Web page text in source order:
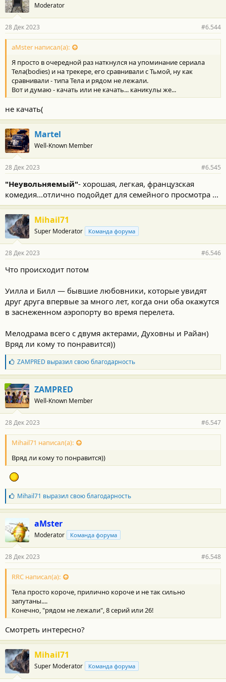
Moderator
28 Дек 2023 #6.544
aMster написал(а):
Я просто в очередной раз наткнулся на упоминание сериала
Тела(bodies) и на трекере, его сравнивали с Тьмой, ну как
сравнивали - типа Тела и рядом не лежали.
Вот и думаю - качать или не качать... каникулы же...
не качать(
Martel
Well-Known Member
28 Дек 2023 #6.545
"Неувольняемый"- хорошая, легкая, французская
комедия...отлично подойдет для семейного просмотра ...
Mihail71
Super Moderator Команда форума
28 Дек 2023 #6.546
Что происходит потом
Уилла и Билл — бывшие любовники, которые увидят
друг друга впервые за много лет, когда они оба окажутся
в заснеженном аэропорту во время перелета.
Мелодрама всего с двумя актерами, Духовны и Райан)
Вряд ли кому то понравится))
Б
л
а
г
о
д
а
н
о
с
и
:
ZAMPRED выразил свою благодарность
ZAMPRED
Well-Known Member
28 Дек 2023 #6.547
Mihail71 написал(а):
Вряд ли кому то понравится))
Б
л
а
о
д
а
н
о
с
и
:
Mihail71 выразил свою благодарность
aMster
Moderator Команда форума
28 Дек 2023 #6.548
RRC написал(а):
Тела просто короче, прилично короче и не так сильно
запутаны....
Конечно, "рядом не лежали", 8 серий или 26!
Смотреть интересно?
Mihail71
Super Moderator Команда форума